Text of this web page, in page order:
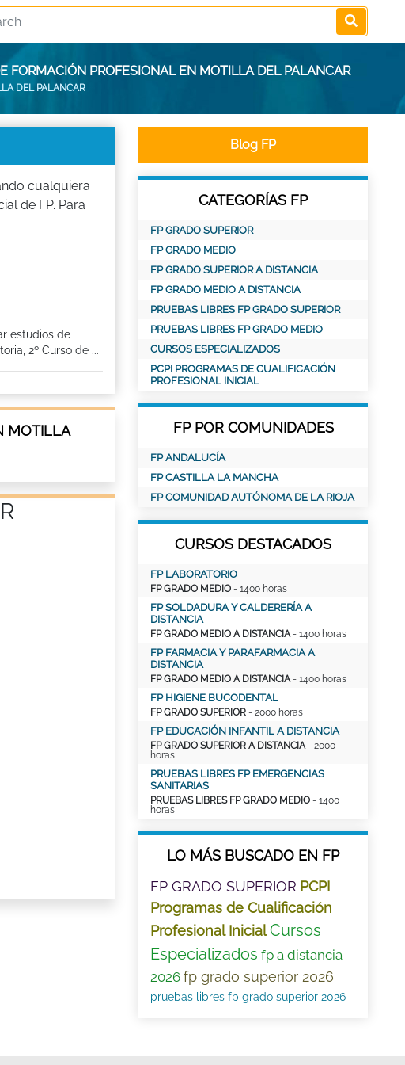
FORMACIÓN PROFESIONAL EN MOTILLA DEL PALANCAR
DEL PALANCAR
cualquiera
de FP. Para
estudios de
2º Curso de ...
MOTILLA
Blog FP
CATEGORÍAS FP
FP GRADO SUPERIOR
FP GRADO MEDIO
FP GRADO SUPERIOR A DISTANCIA
FP GRADO MEDIO A DISTANCIA
PRUEBAS LIBRES FP GRADO SUPERIOR
PRUEBAS LIBRES FP GRADO MEDIO
CURSOS ESPECIALIZADOS
PCPI PROGRAMAS DE CUALIFICACIÓN
PROFESIONAL INICIAL
FP POR COMUNIDADES
FP ANDALUCÍA
FP CASTILLA LA MANCHA
FP COMUNIDAD AUTÓNOMA DE LA RIOJA
CURSOS DESTACADOS
FP LABORATORIO
FP GRADO MEDIO - 1400 horas
FP SOLDADURA Y CALDERERÍA A
DISTANCIA
FP GRADO MEDIO A DISTANCIA- 1400 horas
FP FARMACIA Y PARAFARMACIA A
DISTANCIA
FP GRADO MEDIO A DISTANCIA- 1400 horas
FP HIGIENE BUCODENTAL
FP GRADO SUPERIOR - 2000 horas
FP EDUCACIÓN INFANTIL A DISTANCIA
FP GRADO SUPERIOR A DISTANCIA- 2000
horas
PRUEBAS LIBRES FP EMERGENCIAS
SANITARIAS
PRUEBAS LIBRES FP GRADO MEDIO - 1400
horas
LO MÁS BUSCADO EN FP
FP GRADO SUPERIOR PCPI
Programas de Cualificación
Profesional InicialCursos
Especializados fp a distancia
2026 fp grado superior 2026
pruebas libres fp grado superior 2026